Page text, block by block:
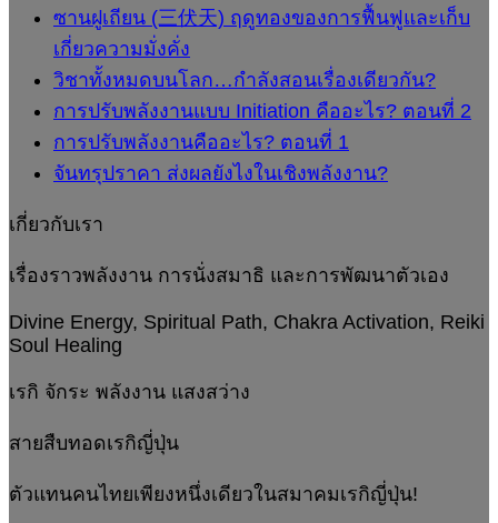
ซานฝูเถียน (三伏天) ฤดูทองของการฟื้นฟูและเก็บ
เกี่ยวความมั่งคั่ง
วิชาทั้งหมดบนโลก…กำลังสอนเรื่องเดียวกัน?
การปรับพลังงานแบบ Initiation คืออะไร? ตอนที่ 2
การปรับพลังงานคืออะไร? ตอนที่ 1
จันทรุปราคา ส่งผลยังไงในเชิงพลังงาน?
เกี่ยวกับเรา
เรื่องราวพลังงาน การนั่งสมาธิ และการพัฒนาตัวเอง
Divine Energy, Spiritual Path, Chakra Activation, Reiki
Soul Healing
เรกิ จักระ พลังงาน แสงสว่าง
สายสืบทอดเรกิญี่ปุ่น
ตัวแทนคนไทยเพียงหนึ่งเดียวในสมาคมเรกิญี่ปุ่น!